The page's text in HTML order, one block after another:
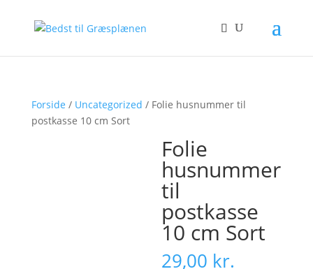
Forside / Uncategorized / Folie husnummer til
postkasse 10 cm Sort
Folie
husnummer
til
postkasse
10 cm Sort
29,00 kr.